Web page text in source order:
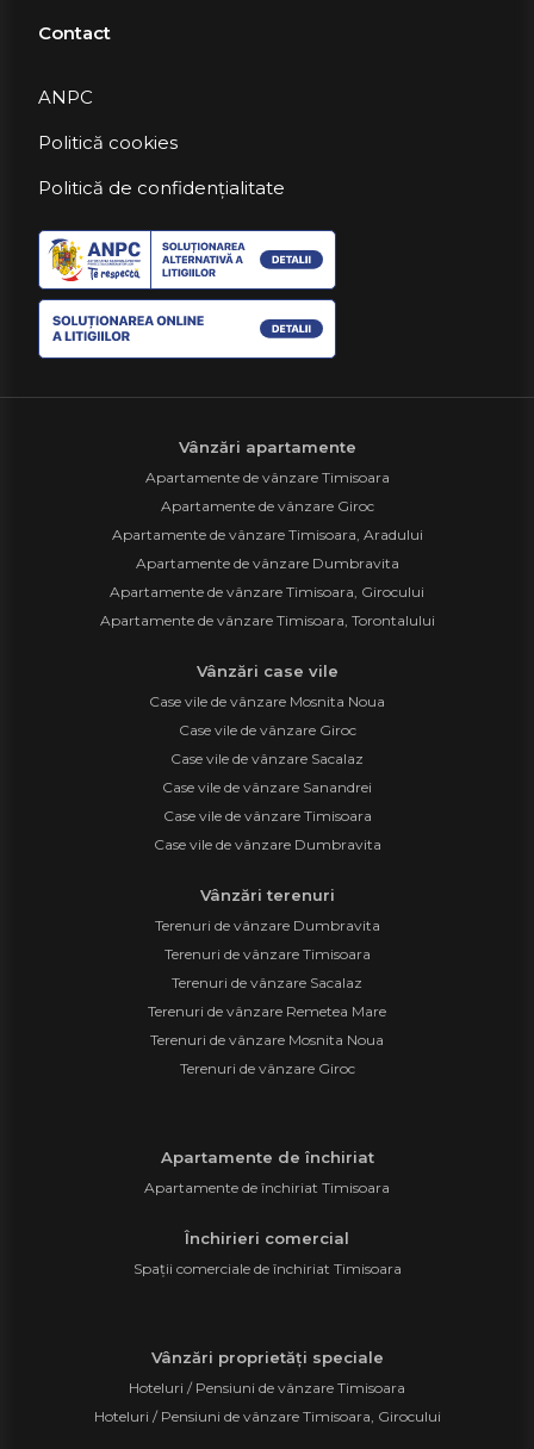
Contact
ANPC
Politică cookies
Politică de confidențialitate
Vânzări apartamente
Apartamente de vânzare Timisoara
Apartamente de vânzare Giroc
Apartamente de vânzare Timisoara, Aradului
Apartamente de vânzare Dumbravita
Apartamente de vânzare Timisoara, Girocului
Apartamente de vânzare Timisoara, Torontalului
Vânzări case vile
Case vile de vânzare Mosnita Noua
Case vile de vânzare Giroc
Case vile de vânzare Sacalaz
Case vile de vânzare Sanandrei
Case vile de vânzare Timisoara
Case vile de vânzare Dumbravita
Vânzări terenuri
Terenuri de vânzare Dumbravita
Terenuri de vânzare Timisoara
Terenuri de vânzare Sacalaz
Terenuri de vânzare Remetea Mare
Terenuri de vânzare Mosnita Noua
Terenuri de vânzare Giroc
Apartamente de închiriat
Apartamente de închiriat Timisoara
Închirieri comercial
Spații comerciale de închiriat Timisoara
Vânzări proprietăți speciale
Hoteluri / Pensiuni de vânzare Timisoara
Hoteluri / Pensiuni de vânzare Timisoara, Girocului